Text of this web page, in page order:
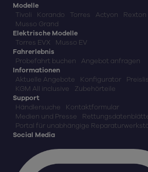
Modelle
Tivoli
Korando Torres Actyon Rexton
Musso Grand
Elektrische Modelle
Torres EVX
Musso EV
Fahrerlebnis
Probefahrt buchen
Angebot anfragen
Informationen
Aktuelle Angebote
Konfigurator
KGM All inclusive
Zubehörteile
Support
Händlersuche
Kontaktformular
Medien und Presse
Portal für unabhängige
Social Media